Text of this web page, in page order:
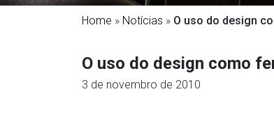
Home » Notícias » O uso do design
O uso do design como
3 de novembro de 2010